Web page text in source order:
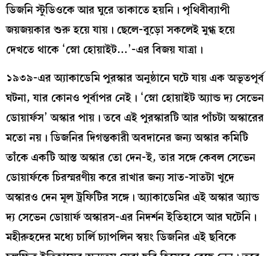
ডিজনি স্টুডিওকে আর ঘুরে তাকাতে হয়নি। পৃথিবীব্যাপী
জয়জয়কার শুরু হয়ে যায়। ছেলে-বুড়ো সকলেই মুগ্ধ হয়ে
দেখতে থাকে ‘স্নো হোয়াইট…’-এর বিজয় যাত্রা।
১৯৩৯-এর অ্যাকাডেমি পুরস্কার অনুষ্ঠানে ঘটে যায় এক অভূতপূর্ব
ঘটনা, যার কোনও পূর্বাপর নেই। ‘স্নো হোয়াইট অ্যান্ড দ্য সেভেন
ডোয়ার্ফস’ অস্কার পায়। তবে এই পুরস্কারটি আর পাঁচটা অস্কারের
মতো নয়। ডিজনির দিগন্তকারী অবদানের জন্য অস্কার কমিটি
তাঁকে একটি আস্ত অস্কার তো দেন-ই, তার সঙ্গে কেবল সেভেন
ডোয়ার্ফকে চিরস্মরণীয় করে রাখার জন্য সাত-সাতটা খুদে
অস্কারও দেন মূল ট্রফিটির সঙ্গে। অ্যাকাডেমির এই অস্কার অ্যান্ড
দ্য সেভেন ডোয়ার্ফ অস্কারস-এর নিদর্শন ইতিহাসে আর ঘটেনি।
মহীরুহদের মধ্যে চার্লি চ্যাপলিন স্বয়ং ডিজনির এই ছবিকে